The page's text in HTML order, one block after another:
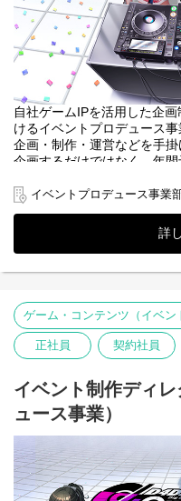
自社ゲームIPを活用した企
けるイベントプロデュース
企画・制作・運営などを手
企画するだけではなく、年
≪具体的なイベント≫
自社ゲームIPを活用したライ
『ブラックスター -Theater
「BLACK LIVE -Show of
https://www.donuts.ne.jp/
自社ゲームIPを活用したア
『D4DJ Groovy Mix』と『
ケット105に共同出展決定
https://www.donuts.ne.jp/
◆業務内容
・年間イベントの予定、設計
・新たなメディアや販路ビ
・イベント必要資料の作成、
・イベント収支の管理
・イベントプロデュース
イベントプロデュース事業
詳
ゲーム・コンテンツ（イベン
正社員 契約社員
イベント制作ディ
ュース事業）